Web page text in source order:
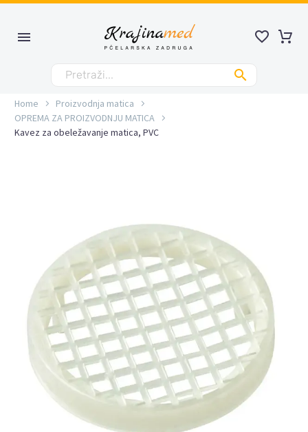
Home
Proizvodnja matica
OPREMA ZA PROIZVODNJU MATICA
Kavez za obeležavanje matica, PVC